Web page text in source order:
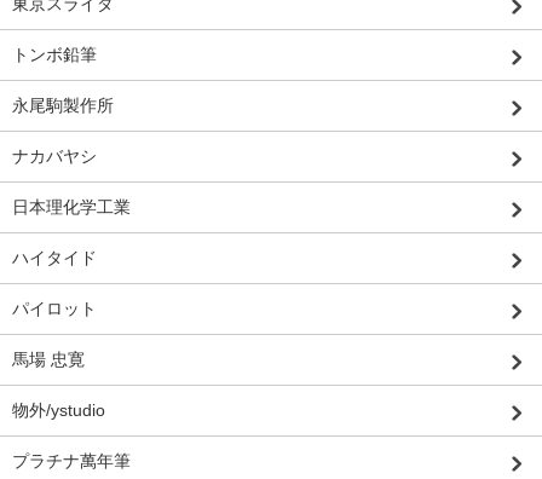
トンボ鉛筆
永尾駒製作所
ナカバヤシ
日本理化学工業
ハイタイド
パイロット
馬場 忠寛
物外/ystudio
プラチナ萬年筆